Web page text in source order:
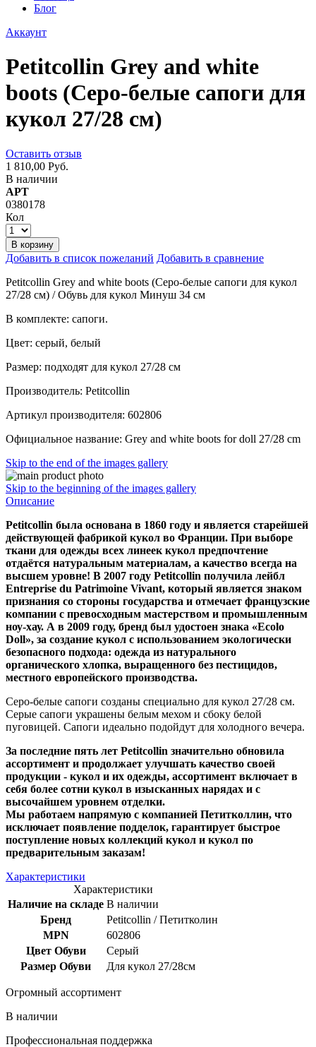
Блог
Аккаунт
Petitcollin Grey and white
boots (Серо-белые сапоги для
кукол 27/28 см)
Оставить отзыв
1 810,00 Руб.
В наличии
АРТ
0380178
Кол
В корзину
Добавить в список пожеланий Добавить в сравнение
Petitcollin Grey and white boots (Серо-белые сапоги для кукол
27/28 см) / Обувь для кукол Минуш 34 см
В комплекте: сапоги.
Цвет: серый, белый
Размер: подходят для кукол 27/28 см
Производитель: Petitcollin
Артикул производителя: 602806
Официальное название: Grey and white boots for doll 27/28 cm
Skip to the end of the images gallery
Skip to the beginning of the images gallery
Описание
Petitcollin была основана в 1860 году и является старейшей
действующей фабрикой кукол во Франции. При выборе
ткани для одежды всех линеек кукол предпочтение
отдаётся натуральным материалам, а качество всегда на
высшем уровне! В 2007 году Petitcollin получила лейбл
Entreprise du Patrimoine Vivant, который является знаком
признания со стороны государства и отмечает французские
компании с превосходным мастерством и промышленным
ноу-хау. А в 2009 году, бренд был удостоен знака «Ecolo
Doll», за создание кукол с использованием экологически
безопасного подхода: одежда из натурального
органического хлопка, выращенного без пестицидов,
местного европейского производства.
Серо-белые сапоги созданы специально для кукол 27/28 см.
Серые сапоги украшены белым мехом и сбоку белой
пуговицей. Сапоги идеально подойдут для холодного вечера.
За последние пять лет Petitcollin значительно обновила
ассортимент и продолжает улучшать качество своей
продукции - кукол и их одежды, ассортимент включает в
себя более сотни кукол в изысканных нарядах и с
высочайшем уровнем отделки.
Мы работаем напрямую с компанией Петитколлин, что
исключает появление подделок, гарантирует быстрое
поступление новых коллекций кукол и кукол по
предварительным заказам!
Характеристики
Характеристики
Наличие на складе В наличии
Бренд
Petitcollin / Петитколин
MPN
602806
Цвет Обуви
Серый
Размер Обуви
Для кукол 27/28см
Огромный ассортимент
В наличии
Профессиональная поддержка